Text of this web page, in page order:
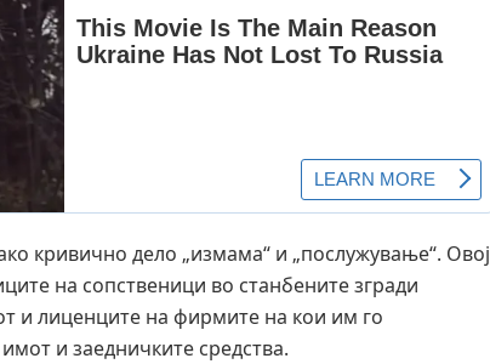
кривично дело „измама“ и „послужување“. Овој
на сопственици во станбените згради
и лиценците на фирмите на кои им го
и заедничките средства.